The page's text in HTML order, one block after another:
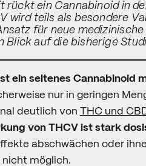
rückt ein Cannabinoid in
wird teils als besondere
für neue
Blick auf die bisherige
ein seltenes Cannabinoid
nur in geringen
deutlich von THC und
von THCV ist stark
abschwächen oder
nicht möglich.